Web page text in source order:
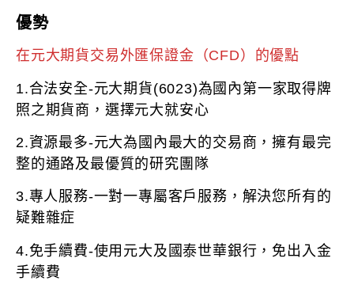
優勢
在元大期貨交易外匯保證金（CFD）的優點
1.合法安全-元大期貨(6023)為國內第一家取得牌
照之期貨商，選擇元大就安心
2.資源最多-元大為國內最大的交易商，擁有最完
整的通路及最優質的研究團隊
3.專人服務-一對一專屬客戶服務，解決您所有的
疑難雜症
4.免手續費-使用元大及國泰世華銀行，免出入金
手續費